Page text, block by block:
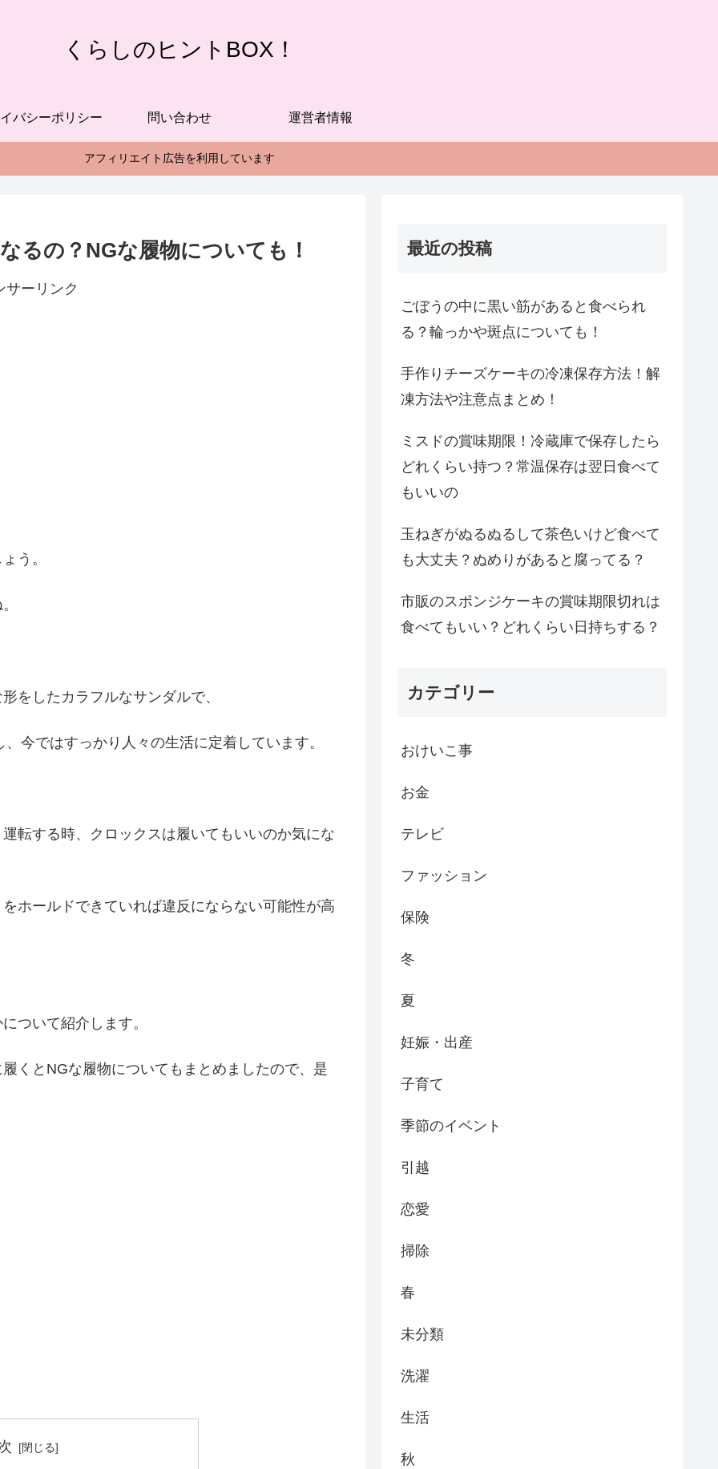
くらしのヒントBOX！
バシーポリシー 問い合わせ 運営者情報
アフィリエイト広告を利用しています
るの？NGな履物についても！
サーリンク
う。
をしたカラフルなサンダルで、
今ではすっかり人々の生活に定着しています。
転する時、クロックスは履いてもいいのか気にな
ホールドできていれば違反にならない可能性が高
ついて紹介します。
くとNGな履物についてもまとめましたので、是
最近の投稿
ごぼうの中に黒い筋があると食べられ
る？輪っかや斑点についても！
手作りチーズケーキの冷凍保存方法！解
凍方法や注意点まとめ！
ミスドの賞味期限！冷蔵庫で保存したら
どれくらい持つ？常温保存は翌日食べて
もいいの
玉ねぎがぬるぬるして茶色いけど食べて
も大丈夫？ぬめりがあると腐ってる？
市販のスポンジケーキの賞味期限切れは
食べてもいい？どれくらい日持ちする？
カテゴリー
おけいこ事
お金
テレビ
ファッション
保険
冬
夏
妊娠・出産
子育て
季節のイベント
引越
恋愛
掃除
春
未分類
洗濯
生活
秋